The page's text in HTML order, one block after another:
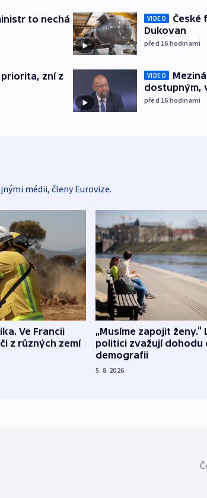
to nechá
zní z
VIDEO
České
Dukovan
před 16 hodinami
VIDEO
dostupným,
před 16 hodinami
médii, členy Eurovize.
Ve Francii
z různých zemí
„Musíme zapojit ženy.“
politici zvažují dohodu
demografii
5. 8. 2026